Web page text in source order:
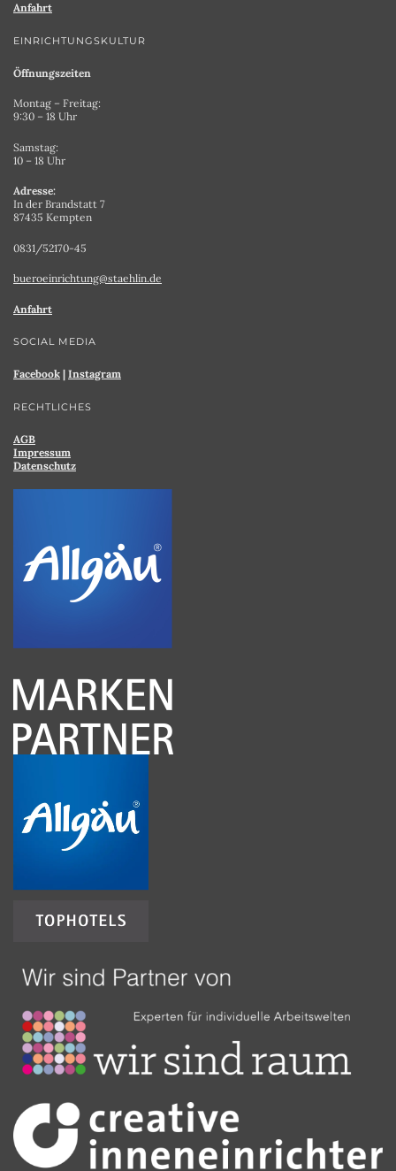
Anfahrt
EINRICHTUNGSKULTUR
Öffnungszeiten
Montag – Freitag:
9:30 – 18 Uhr
Samstag:
10 – 18 Uhr
Adresse:
In der Brandstatt 7
87435 Kempten
0831/52170-45
bueroeinrichtung@staehlin.de
Anfahrt
SOCIAL MEDIA
Facebook | Instagram
RECHTLICHES
AGB
Impressum
Datenschutz